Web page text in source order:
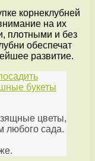
корнеклубней
на их
плотными и без
обеспечат
развитие.
букеты
цветы,
любого сада.